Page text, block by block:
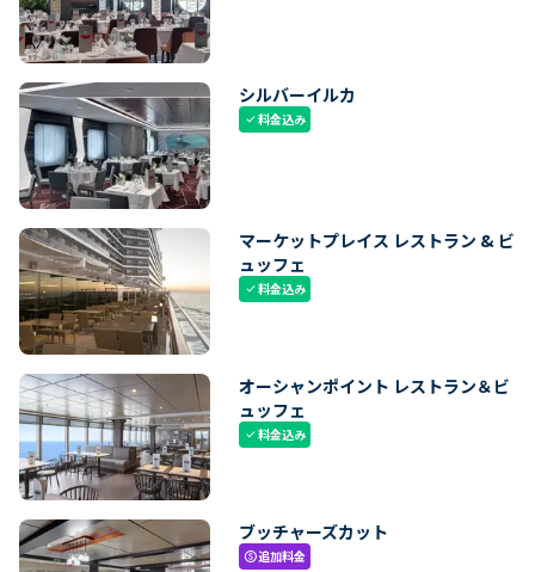
シルバーイルカ
check料金込み
マーケットプレイス レストラン & ビ
ュッフェ
check料金込み
オーシャンポイント レストラン＆ビ
ュッフェ
check料金込み
ブッチャーズカット
paid追加料金